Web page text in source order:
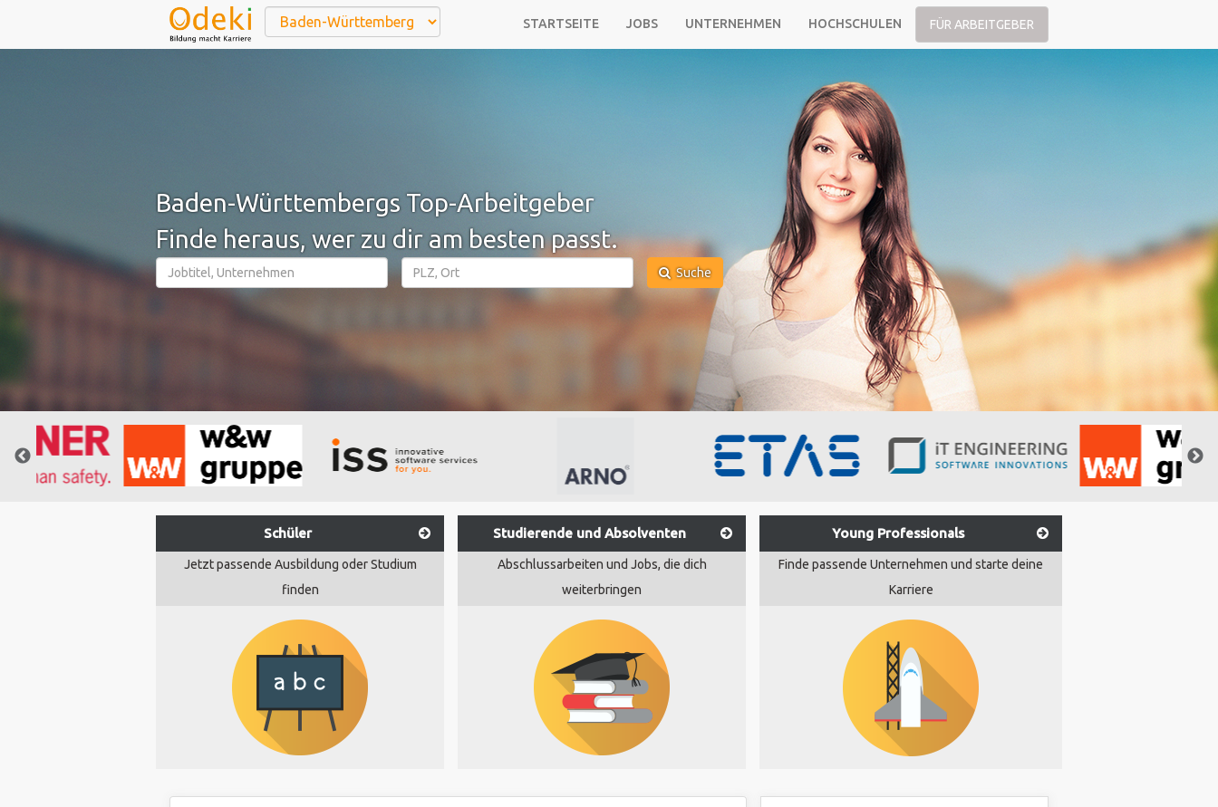
STARTSEITE JOBS UNTERNEHMEN HOCHSCHULEN FÜR ARBEITGEBER
Baden-Württembergs Top-Arbeitgeber
Finde heraus, wer zu dir am besten passt.
Suche
Schüler
Jetzt passende Ausbildung oder Studium
finden
Studierende und Absolventen
Abschlussarbeiten und Jobs, die dich
weiterbringen
Young Professionals
Finde passende Unternehmen und starte deine
Karriere